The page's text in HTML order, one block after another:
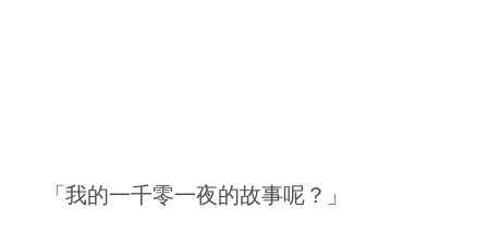
「我的一千零一夜的故事呢？」